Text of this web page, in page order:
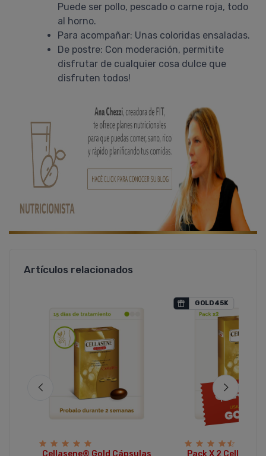
Puede ser pollo, pescado o carne roja, todo
al horno.
Para acompañar: Unas coloridas ensaladas.
De postre: Con moderación, permitite
disfrutar de cualquier cosa dulce que
disfruten todos!
Artículos relacionados
GOLD45K